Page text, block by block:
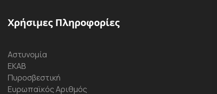
Χρήσιμες Πληροφορίες
Αστυνομία
ΕΚΑΒ
Πυροσβεστική
Ευρωπαϊκός Αριθμός